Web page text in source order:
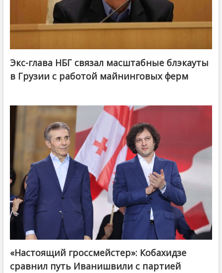
Экс-глава НБГ связал масштабные блэкауты
в Грузии с работой майнинговых ферм
@ქართული ოცნება / Georgian Dream
«Настоящий гроссмейстер»: Кобахидзе
сравнил путь Иванишвили с партией